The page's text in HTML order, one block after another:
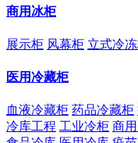
商用冰柜
展示柜 风幕柜 立式冷
医用冷藏柜
血液冷藏柜 药品冷藏柜
冷库工程 工业冷柜 商